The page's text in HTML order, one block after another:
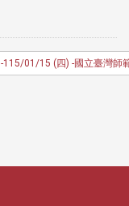
115/01/15 (四) -國立臺灣